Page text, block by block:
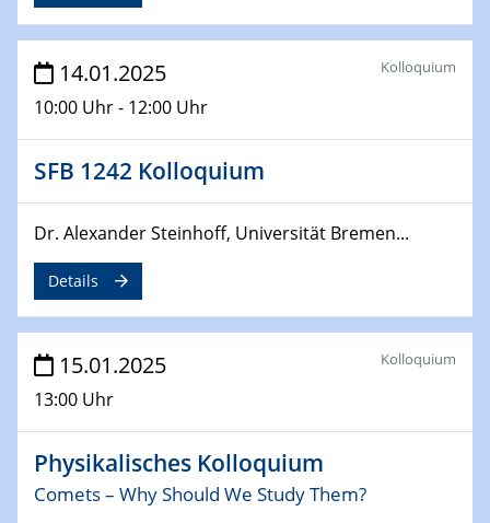
12.02.2025 - 14.02.2025
24.02.2025
27.02.2025
WIN & CENIDE Seminar Series on 2D-
MATURE
27.02.2025
Sfb-trr247-all Seminar
18.03.2025 - 19.03.2025
Kooperationsseminar
Elektrolyse/Brennstoffzelle
21.03.2025
EIC Pathfinder
14.01.2025
10:00 Uhr - 12:00 Uhr
Kolloquium
SFB 1242 Kolloquium
Dr. Alexander Steinhoff, Universität Bremen...
Details
15.01.2025
13:00 Uhr
Kolloquium
Physikalisches Kolloquium
Comets – Why Should We Study Them?